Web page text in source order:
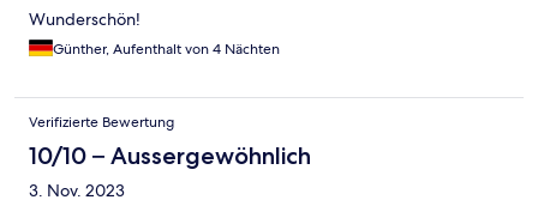
Wunderschön!
Günther, Aufenthalt von 4 Nächten
Verifizierte Bewertung
10/10 – Aussergewöhnlich
3. Nov. 2023